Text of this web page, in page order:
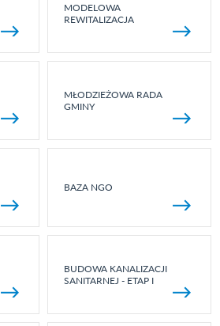
MODELOWA
REWITALIZACJA
MŁODZIEŻOWA RADA
GMINY
BAZA NGO
BUDOWA KANALIZACJI
SANITARNEJ - ETAP I